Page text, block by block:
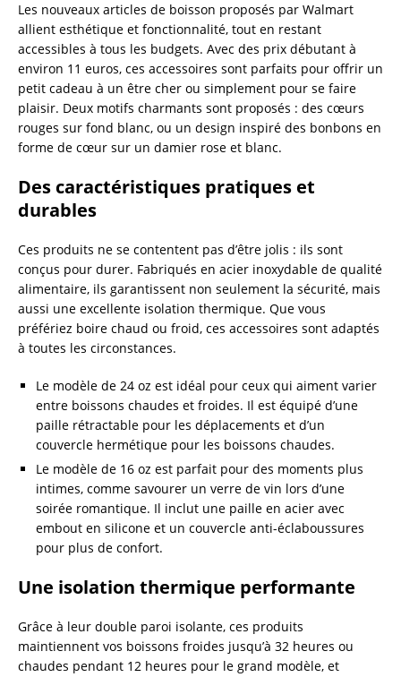
Les nouveaux articles de boisson proposés par Walmart
allient esthétique et fonctionnalité, tout en restant
accessibles à tous les budgets. Avec des prix débutant à
environ 11 euros, ces accessoires sont parfaits pour offrir un
petit cadeau à un être cher ou simplement pour se faire
plaisir. Deux motifs charmants sont proposés : des cœurs
rouges sur fond blanc, ou un design inspiré des bonbons en
forme de cœur sur un damier rose et blanc.
Des caractéristiques pratiques et
durables
Ces produits ne se contentent pas d’être jolis : ils sont
conçus pour durer. Fabriqués en acier inoxydable de qualité
alimentaire, ils garantissent non seulement la sécurité, mais
aussi une excellente isolation thermique. Que vous
préfériez boire chaud ou froid, ces accessoires sont adaptés
à toutes les circonstances.
Le modèle de 24 oz est idéal pour ceux qui aiment varier
entre boissons chaudes et froides. Il est équipé d’une
paille rétractable pour les déplacements et d’un
couvercle hermétique pour les boissons chaudes.
Le modèle de 16 oz est parfait pour des moments plus
intimes, comme savourer un verre de vin lors d’une
soirée romantique. Il inclut une paille en acier avec
embout en silicone et un couvercle anti-éclaboussures
pour plus de confort.
Une isolation thermique performante
Grâce à leur double paroi isolante, ces produits
maintiennent vos boissons froides jusqu’à 32 heures ou
chaudes pendant 12 heures pour le grand modèle, et